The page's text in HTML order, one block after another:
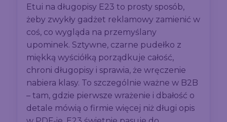
Etui na długopisy E23 to prosty sposób,
żeby zwykły gadżet reklamowy zamienić w
coś, co wygląda na przemyślany
upominek. Sztywne, czarne pudełko z
miękką wyściółką porządkuje całość,
chroni długopisy i sprawia, że wręczenie
nabiera klasy. To szczególnie ważne w B2B
– tam, gdzie pierwsze wrażenie i dbałość o
detale mówią o firmie więcej niż długi opis